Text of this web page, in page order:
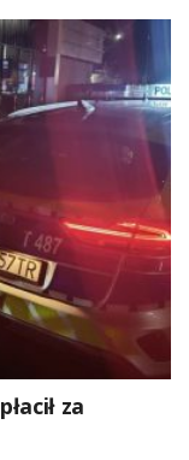
za